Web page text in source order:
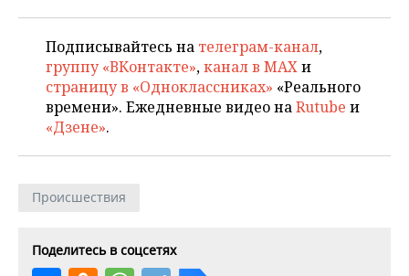
ОТКРЫТАЯ ЛЕКЦИЯ
БАСКЕТБОЛ
ВОЛЕЙБОЛ
КИБЕРСПОРТ
ХОККЕЙ С МЯЧОМ
ИНФРАСТРУКТУРА
ИСТОРИЯ
КУЛЬТУРА
ПРОИСШЕСТВИЯ
СПРАВОЧНИК
СПИСОК ПЕРСОН
СПИСОК КОМПАНИЙ
ПОЛНАЯ ВЕРСИЯ
Подписывайтесь на телеграм-канал,
группу «ВКонтакте»,канал в MAXи
страницу в «Одноклассниках» «Реального
времени». Ежедневные видео наRutube и
«Дзене».
Происшествия
Поделитесь в соцсетях